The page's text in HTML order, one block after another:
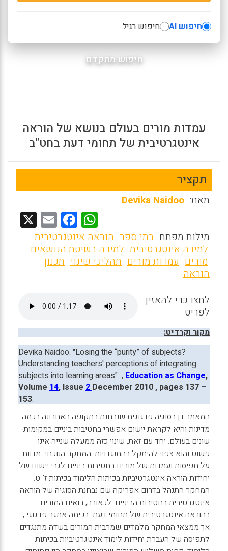
חיפוש AI חיפוש רגיל
חיפוש מתקדם
עמדות מורים בעולם בנושא של הוראה
אינטגרטיבית של תחומי דעת בחט"ב
תקציר
מאת: Devika Naidoo
W
h
at
s
p
F
a
ce
b
o
k
E
m
ai
מילות מפתח: בתי ספר הוראה אינטגרטיבית
למידה אינטגרטיבית למידה בשיטת הנושאים
מורים עמדות מורים תהליכי שינוי תכנון
הוראה
לחצו כדי להאזין
לפריט
מקור וקרדיט:
Devika Naidoo. "Losing the “purity” of subjects?
Understanding teachers' perceptions of integrating
subjects into learning areas" ,Education as Change,
Volume 14, Issue 2December 2010 , pages 137 –
153.
המאמר דן בסוגיה פדגוגית שנבחנת בתקופה האחרונה בכמה
מדינות והיא לקראת יישום אפשרי בחטיבות ביניים במקומות
שונים בעולם. יחד עם זאת, שינוי כזה ממעלה שנייה אינו
פשוט והוא צפוי להיתקל בהתנגדויות. המחקר הנוכחי מדווח
על תפיסות ועמדות של מורים בחטיבות ביניים לגבי יישום של
יחידות הוראה אינטגרטיביות בכיתות הלימוד בכיתות ז'-ט.
המחקר התנהל בדרום אפריקה שם נבחנת הסוגיה של הוראה
אינטגרטיבית בחטיבות הביניים. לכאורה, רואים המורים
בהוראה אינטגרטיבית של תחומי דעת בכיתה אתגר פדגוגי ,
אך ממצאי המחקר מלמדים שמרבית המורים בשדה מתנגדים
לתפיסה של העברת יחידות לימוד אינטגרטיביות בכיתות